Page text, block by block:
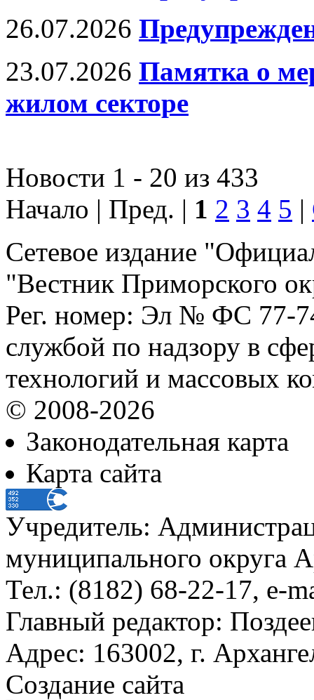
26.07.2026
23.07.2026 Памятка о
жилом секторе
Новости 1 - 20 из 433
Начало | Пред. | 1 2 3 4 5 |
Сетевое издание
"Вестник Приморского
Рег. номер: Эл № ФС 77-
службой по надзору в
технологий и массовых
© 2008-2026
Законодательная карта
Карта сайта
Учредитель:
муниципального округа
Тел.: (8182) 68-22-17, e-
Главный редактор:
Адрес: 163002, г.
Создание сайта